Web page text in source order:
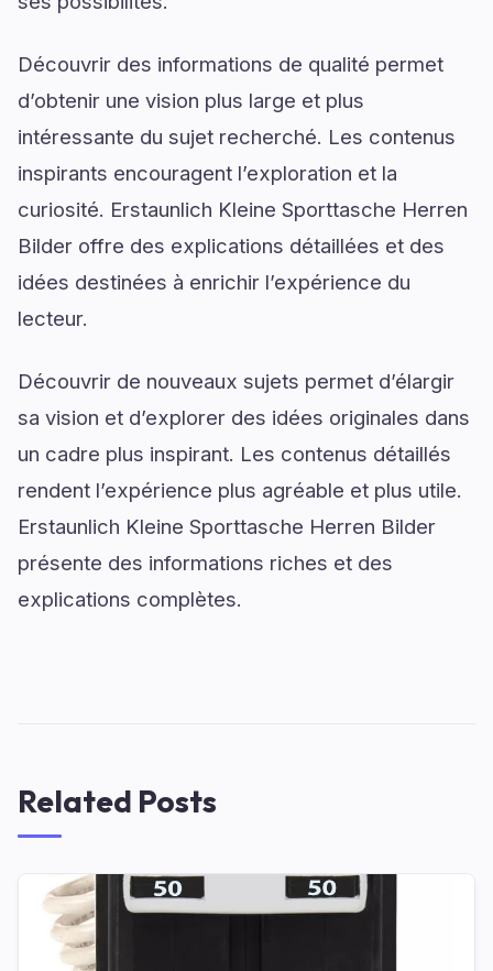
Découvrir des informations de qualité permet
d’obtenir une vision plus large et plus
intéressante du sujet recherché. Les contenus
inspirants encouragent l’exploration et la
curiosité. Erstaunlich Kleine Sporttasche Herren
Bilder offre des explications détaillées et des
idées destinées à enrichir l’expérience du
lecteur.
Découvrir de nouveaux sujets permet d’élargir
sa vision et d’explorer des idées originales dans
un cadre plus inspirant. Les contenus détaillés
rendent l’expérience plus agréable et plus utile.
Erstaunlich Kleine Sporttasche Herren Bilder
présente des informations riches et des
explications complètes.
Related Posts